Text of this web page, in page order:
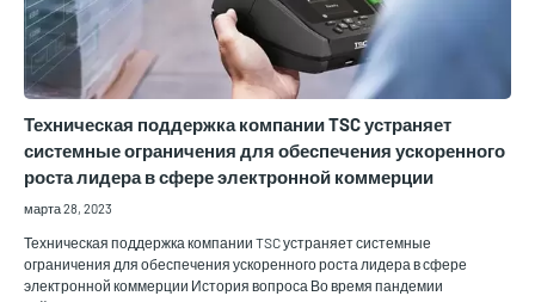
Техническая поддержка компании TSC устраняет
системные ограничения для обеспечения ускоренного
роста лидера в сфере электронной коммерции
марта 28, 2023
Техническая поддержка компании TSC устраняет системные
ограничения для обеспечения ускоренного роста лидера в сфере
электронной коммерции История вопроса Во время пандемии